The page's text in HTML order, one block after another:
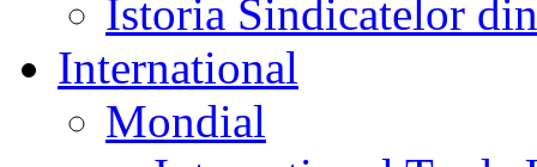
Istoria Sindicatelor
International
Mondial